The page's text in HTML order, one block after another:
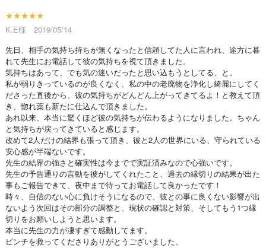
★★★★★
K.E様 2019/05/14
先日、相手の気持ち持ちが無くなったと信頼してた人に言われ、途方に暮
れて先生にお電話して彼の気持ちを視て頂きました。
気持ちはあって、でも気の迷いだったと思い込もうとしてる、と。
私が弱りきっているのが良くなく、私の中の老廃物を浄化し綺麗にしてく
ださった直後から、彼の気持ちがどんどん上がってきてるよ！と教えて頂
き、惚れ薬も新たに仕込んで頂きました。
あれ以来、本当に驚くほど彼の気持ちが伝わるようになりました。ちゃん
と気持ちが戻ってきていると感じます。
改めて2人だけの結界も張って頂き、彼と2人の世界にいる、守られている
安心感が半端ないです。
先生の結界の強さと確実性は今までで実証済みなので心強いです。
先生の予告通りの言動を彼がしてくれたこと、過去の縁切りの結果が出た
事もご報告できて、夜中まで待ってお電話して良かったです！
時々、自信のない心に負けそうになるので、彼との事に良くない影響が出
ないよう次回はその部分の調整と、現状の確認と対策、そしてもう1つ縁
切りをお願いしようと思います。
本当に先生の力が凄すぎて感動してます。
ピンチを救ってくださりありがとうございました。